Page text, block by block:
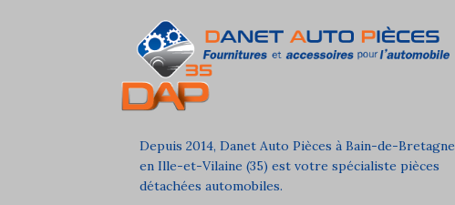
Depuis 2014, Danet Auto Pièces à Bain-de-Bretagne
en Ille-et-Vilaine (35) est votre spécialiste pièces
détachées automobiles.